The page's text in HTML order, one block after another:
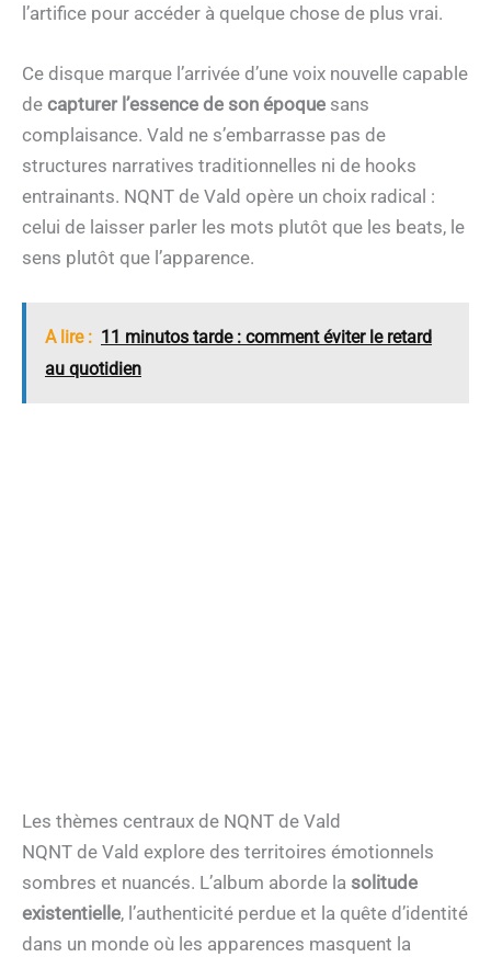
l’artifice pour accéder à quelque chose de plus vrai.
Ce disque marque l’arrivée d’une voix nouvelle capable
de capturer l’essence de son époque sans
complaisance. Vald ne s’embarrasse pas de
structures narratives traditionnelles ni de hooks
entrainants. NQNT de Vald opère un choix radical :
celui de laisser parler les mots plutôt que les beats, le
sens plutôt que l’apparence.
A lire : 11 minutos tarde : comment éviter le retard
au quotidien
Les thèmes centraux de NQNT de Vald
NQNT de Vald explore des territoires émotionnels
sombres et nuancés. L’album aborde la solitude
existentielle, l’authenticité perdue et la quête d’identité
dans un monde où les apparences masquent la